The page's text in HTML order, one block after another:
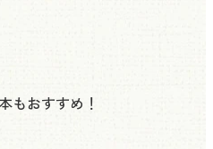
もおすすめ！